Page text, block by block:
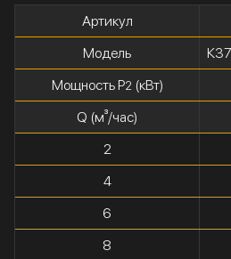
Артикул
Модель
Мощность P2(кВт)
Q (м³/час)
2
4
6
8